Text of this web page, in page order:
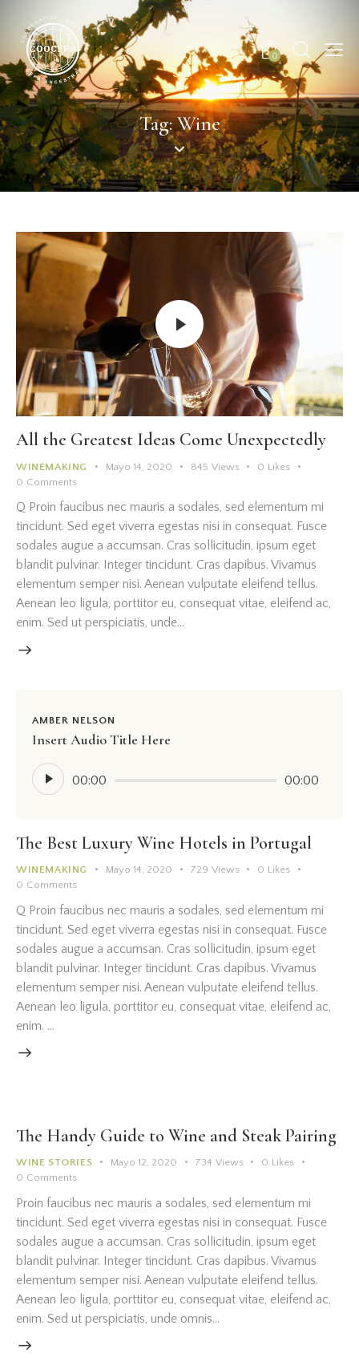
0
Tag: Wine
All the Greatest Ideas Come Unexpectedly
WINEMAKING Mayo 14, 2020 845 Views 0 Likes
0 Comments
Q Proin faucibus nec mauris a sodales, sed elementum mi
tincidunt. Sed eget viverra egestas nisi in consequat. Fusce
sodales augue a accumsan. Cras sollicitudin, ipsum eget
blandit pulvinar. Integer tincidunt. Cras dapibus. Vivamus
elementum semper nisi. Aenean vulputate eleifend tellus.
Aenean leo ligula, porttitor eu, consequat vitae, eleifend ac,
enim. Sed ut perspiciatis, unde…
AMBER NELSON
Insert Audio Title Here
Reproductor
de
00:00 00:00
The Best Luxury Wine Hotels in Portugal
WINEMAKING Mayo 14, 2020 729 Views 0 Likes
0 Comments
Q Proin faucibus nec mauris a sodales, sed elementum mi
tincidunt. Sed eget viverra egestas nisi in consequat. Fusce
sodales augue a accumsan. Cras sollicitudin, ipsum eget
blandit pulvinar. Integer tincidunt. Cras dapibus. Vivamus
elementum semper nisi. Aenean vulputate eleifend tellus.
Aenean leo ligula, porttitor eu, consequat vitae, eleifend ac,
enim. …
The Handy Guide to Wine and Steak Pairing
WINE STORIES Mayo 12, 2020 734 Views 0 Likes
0 Comments
Proin faucibus nec mauris a sodales, sed elementum mi
tincidunt. Sed eget viverra egestas nisi in consequat. Fusce
sodales augue a accumsan. Cras sollicitudin, ipsum eget
blandit pulvinar. Integer tincidunt. Cras dapibus. Vivamus
elementum semper nisi. Aenean vulputate eleifend tellus.
Aenean leo ligula, porttitor eu, consequat vitae, eleifend ac,
enim. Sed ut perspiciatis, unde omnis…